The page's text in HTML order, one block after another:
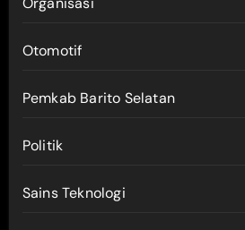
Otomotif
Pemkab Barito Selatan
Politik
Sains Teknologi